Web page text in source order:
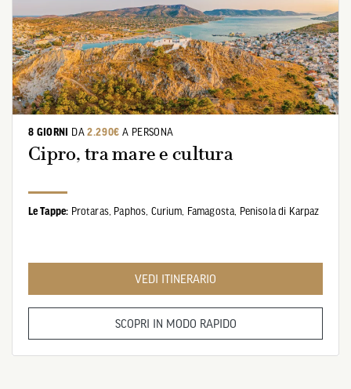
8 GIORNI DA2.290€ A PERSONA
Cipro, tra mare e cultura
Le Tappe: Protaras, Paphos, Curium, Famagosta, Penisola di Karpaz
VEDI ITINERARIO
SCOPRI IN MODO RAPIDO